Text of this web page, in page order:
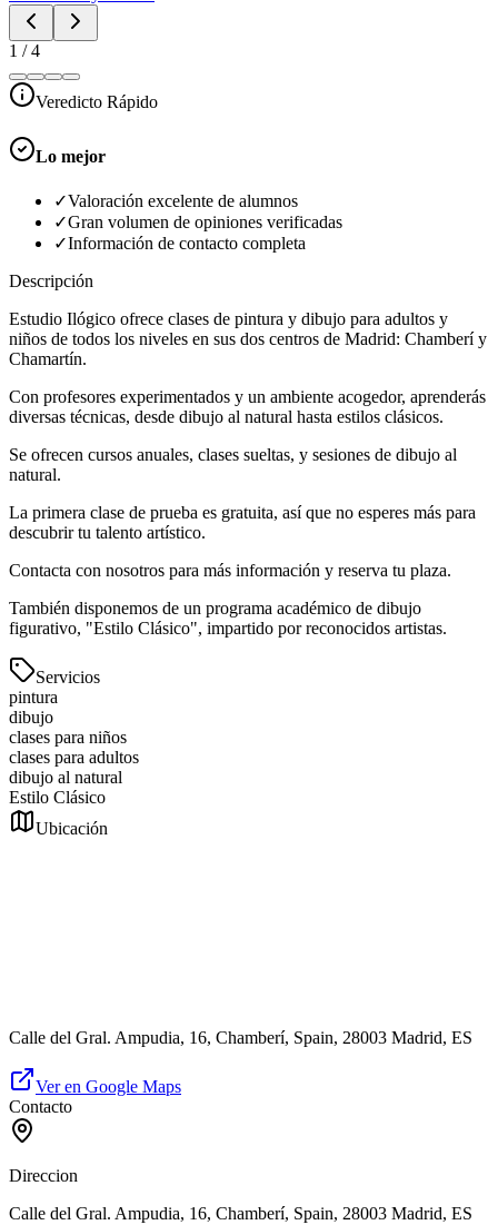
1 /4
Veredicto Rápido
Lo mejor
✓Valoración excelente de alumnos
✓Gran volumen de opiniones verificadas
✓Información de contacto completa
Descripción
Estudio Ilógico ofrece clases de pintura y dibujo para adultos y
niños de todos los niveles en sus dos centros de Madrid: Chamberí y
Chamartín.
Con profesores experimentados y un ambiente acogedor, aprenderás
diversas técnicas, desde dibujo al natural hasta estilos clásicos.
Se ofrecen cursos anuales, clases sueltas, y sesiones de dibujo al
natural.
La primera clase de prueba es gratuita, así que no esperes más para
descubrir tu talento artístico.
Contacta con nosotros para más información y reserva tu plaza.
También disponemos de un programa académico de dibujo
figurativo, "Estilo Clásico", impartido por reconocidos artistas.
Servicios
pintura
dibujo
clases para niños
clases para adultos
dibujo al natural
Estilo Clásico
Ubicación
Calle del Gral. Ampudia, 16, Chamberí, Spain, 28003 Madrid, ES
Ver en Google Maps
Contacto
Direccion
Calle del Gral. Ampudia, 16, Chamberí, Spain, 28003 Madrid, ES